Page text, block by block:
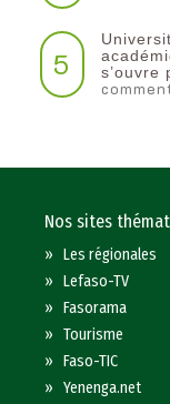
5
s’ouvre
Nos sites
»Les régionales
»Lefaso-TV
»Fasorama
»Tourisme
»Faso-TIC
»Yenenga.net